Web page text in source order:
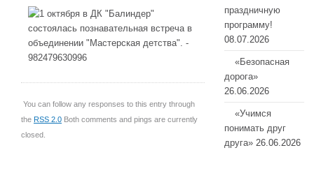
You can follow any responses to this entry through
the RSS 2.0 Both comments and pings are currently
closed.
праздничную
программу!
08.07.2026
«Безопасная
дорога»
26.06.2026
«Учимся
понимать друг
друга» 26.06.2026